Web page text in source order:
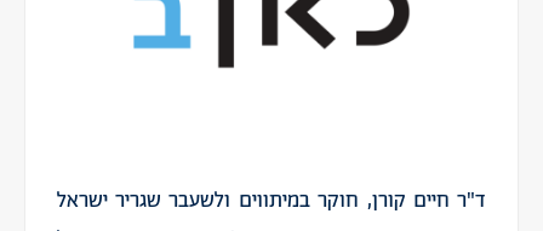
ד"ר חיים קורן, חוקר במיתווים ולשעבר שגריר ישראל